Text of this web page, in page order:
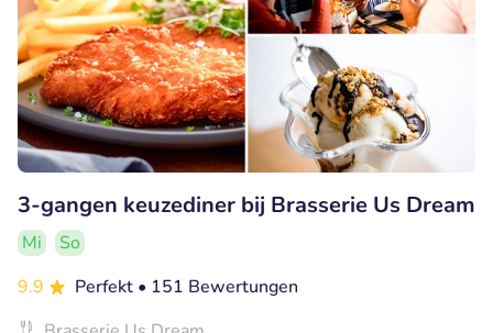
3-gangen keuzediner bij Brasserie Us Dream
Mi
So
9.9
Perfekt • 151 Bewertungen